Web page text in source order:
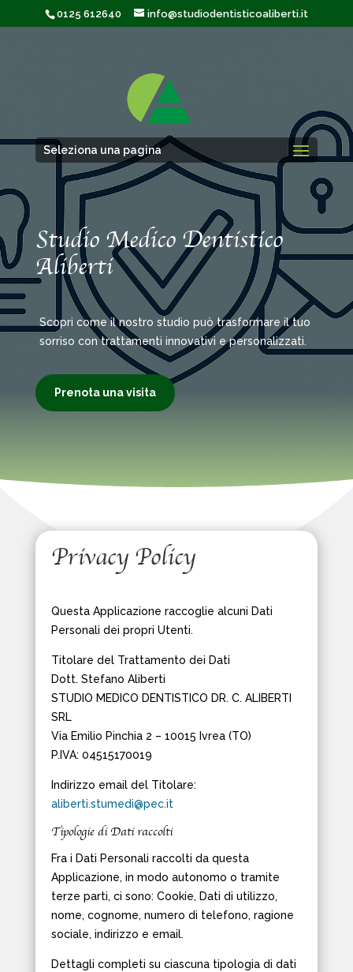
0125 612640 info@studiodentisticoaliberti.it
Seleziona una pagina
Studio Medico Dentistico
Aliberti
Scopri come il nostro studio può trasformare il tuo
sorriso con trattamenti innovativi e personalizzati.
Prenota una visita
Privacy Policy
Questa Applicazione raccoglie alcuni Dati
Personali dei propri Utenti.
Titolare del Trattamento dei Dati
Dott. Stefano Aliberti
STUDIO MEDICO DENTISTICO DR. C. ALIBERTI
SRL
Via Emilio Pinchia 2 – 10015 Ivrea (TO)
P.IVA: 04515170019
Indirizzo email del Titolare:
aliberti.stumedi@pec.it
Tipologie di Dati raccolti
Fra i Dati Personali raccolti da questa
Applicazione, in modo autonomo o tramite
terze parti, ci sono: Cookie, Dati di utilizzo,
nome, cognome, numero di telefono, ragione
sociale, indirizzo e email.
Dettagli completi su ciascuna tipologia di dati